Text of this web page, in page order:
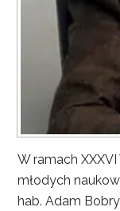
W ramach
młodych
hab. Adam